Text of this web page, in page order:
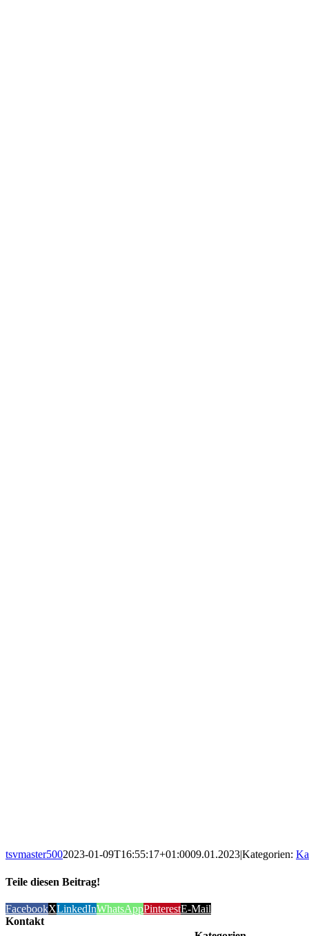
tsvmaster5002023-01-09T16:55:17+01:0009.01.2023|Kategorien:
Teile diesen Beitrag!
FacebookXLinkedInWhatsAppPinterestE-Mail
Kontakt